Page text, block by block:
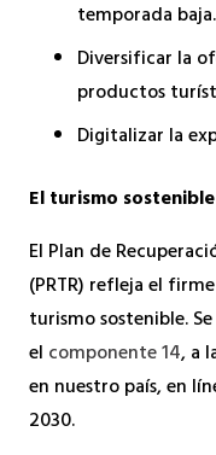
temporada baja.
Diversificar la
productos
Digitalizar la
El turismo
El Plan de
(PRTR) refleja el
turismo sostenible.
el componente 14, a
en nuestro país, en
2030.